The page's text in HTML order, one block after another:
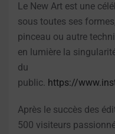
Le New Art est une
sous toutes ses
pinceau ou autre
en lumière la
du
public. https://
Après le succès des
500 visiteurs